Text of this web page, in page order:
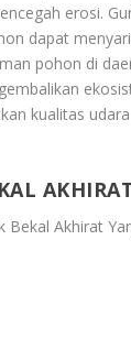
erosi.
dapat
pohon di
kualitas
Bekal Akhirat